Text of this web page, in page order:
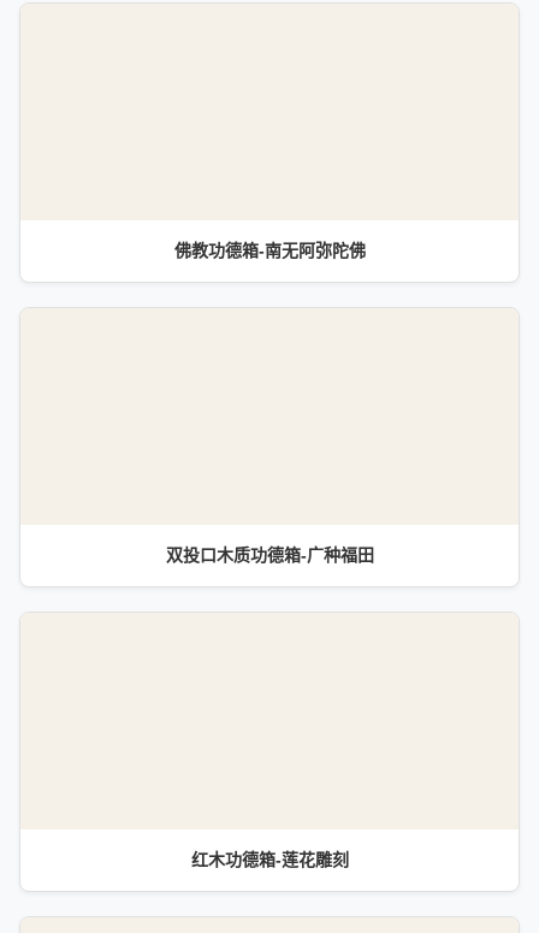
佛教功德箱-南无阿弥陀佛
双投口木质功德箱-广种福田
红木功德箱-莲花雕刻